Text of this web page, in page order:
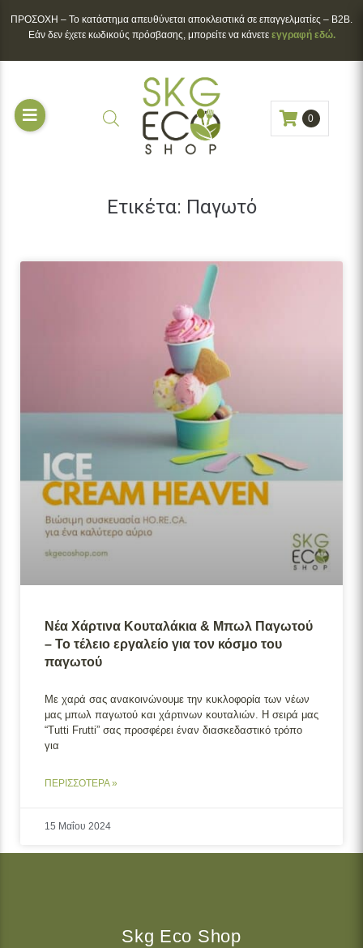
ΠΡΟΣΟΧΗ – To κατάστημα απευθύνεται αποκλειστικά σε επαγγελματίες – B2B.
Εάν δεν έχετε κωδικούς πρόσβασης, μπορείτε να κάνετε εγγραφή εδώ.
0
Ετικέτα: Παγωτό
Νέα Χάρτινα Κουταλάκια & Μπωλ Παγωτού
– Το τέλειο εργαλείο για τον κόσμο του
παγωτού
Με χαρά σας ανακοινώνουμε την κυκλοφορία των νέων
μας μπωλ παγωτού και χάρτινων κουταλιών. Η σειρά μας
“Tutti Frutti” σας προσφέρει έναν διασκεδαστικό τρόπο
για
ΠΕΡΙΣΣΟΤΕΡΑ »
15 Μαΐου 2024
Skg Eco Shop